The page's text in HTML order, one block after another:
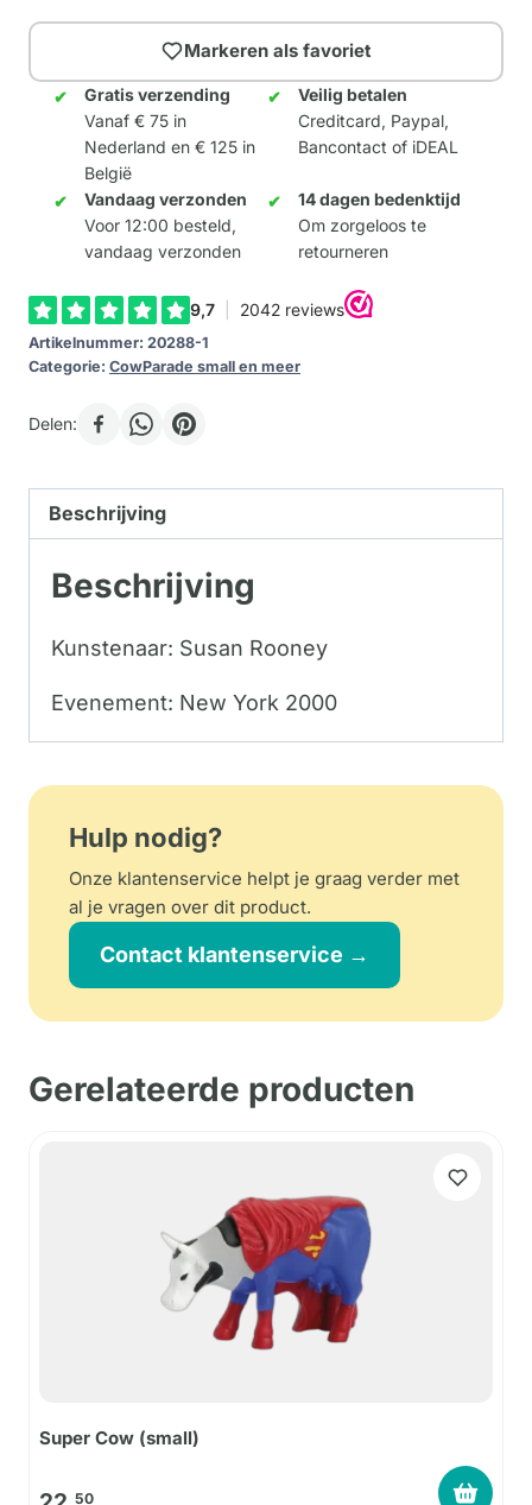
Markeren als favoriet
Gratis verzending
Vanaf € 75 in
Nederland en € 125 in
België
Veilig betalen
Creditcard, Paypal,
Bancontact of iDEAL
Vandaag verzonden
Voor 12:00 besteld,
vandaag verzonden
14 dagen bedenktijd
Om zorgeloos te
retourneren
Artikelnummer: 20288-1
Categorie: CowParade small en meer
Delen:
Beschrijving
Beschrijving
Kunstenaar: Susan Rooney
Evenement: New York 2000
Hulp nodig?
Onze klantenservice helpt je graag verder met
al je vragen over dit product.
Contact klantenservice →
Gerelateerde producten
Super Cow (small)
50